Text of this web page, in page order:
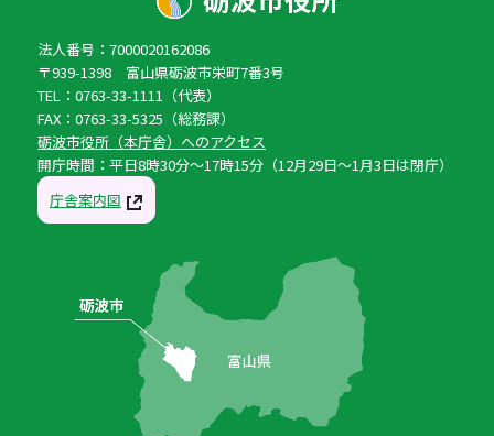
法人番号：7000020162086
〒939-1398 富山県砺波市栄町7番3号
TEL：0763-33-1111（代表）
FAX：0763-33-5325（総務課）
砺波市役所（本庁舎）へのアクセス
開庁時間：平日8時30分〜17時15分（12月29日〜1月3日は閉庁）
庁舎案内図